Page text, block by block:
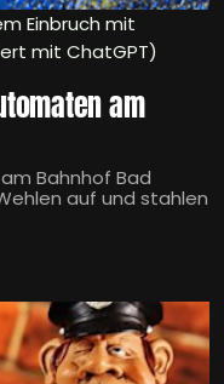
Einbruch mit
mit ChatGPT)
am
Bahnhof Bad
auf und stahlen